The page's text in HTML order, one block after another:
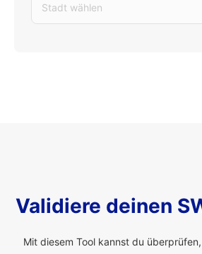
Stadt wählen
Validiere deinen
Mit diesem Tool kannst du